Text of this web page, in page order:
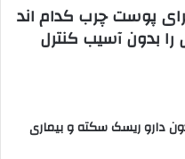
پوست چرب کدام اند
بدون آسیب کنترل
دارو ریسک سکته و بیماری